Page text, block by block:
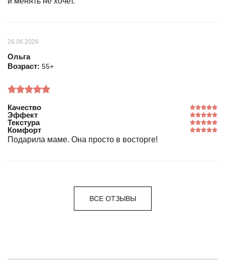
26.06.2026
Ольга
Возраст: 55+
Качество
Эффект
Текстура
Комфорт
Подарила маме. Она просто в восторге!
ВСЕ ОТЗЫВЫ